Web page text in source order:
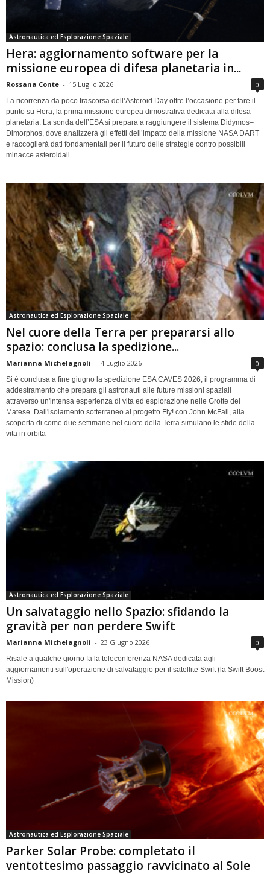
Astronautica ed Esplorazione Spaziale
Hera: aggiornamento software per la
missione europea di difesa planetaria in...
Rossana Conte - 15 Luglio 2026 0
La ricorrenza da poco trascorsa dell’Asteroid Day offre l’occasione per fare il
punto su Hera, la prima missione europea dimostrativa dedicata alla difesa
planetaria. La sonda dell’ESA si prepara a raggiungere il sistema Didymos–
Dimorphos, dove analizzerà gli effetti dell’impatto della missione NASA DART
e raccoglierà dati fondamentali per il futuro delle strategie contro possibili
minacce asteroidali
Astronautica ed Esplorazione Spaziale
Nel cuore della Terra per prepararsi allo
spazio: conclusa la spedizione...
Marianna Michelagnoli - 4 Luglio 2026 0
Si è conclusa a fine giugno la spedizione ESA CAVES 2026, il programma di
addestramento che prepara gli astronauti alle future missioni spaziali
attraverso un'intensa esperienza di vita ed esplorazione nelle Grotte del
Matese. Dall'isolamento sotterraneo al progetto Fly! con John McFall, alla
scoperta di come due settimane nel cuore della Terra simulano le sfide della
vita in orbita
Astronautica ed Esplorazione Spaziale
Un salvataggio nello Spazio: sfidando la
gravità per non perdere Swift
Marianna Michelagnoli - 23 Giugno 2026 0
Risale a qualche giorno fa la teleconferenza NASA dedicata agli
aggiornamenti sull'operazione di salvataggio per il satellite Swift (la Swift Boost
Mission)
Astronautica ed Esplorazione Spaziale
Parker Solar Probe: completato il
ventottesimo passaggio ravvicinato al Sole